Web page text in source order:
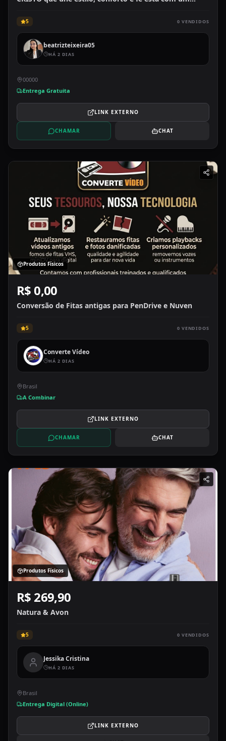
✨5 0 VENDIDOS
beatrizteixeira05
HÁ 2 DIAS
00000
Entrega Gratuita
LINK EXTERNO
CHAMAR CHAT
Produtos Físicos
R$ 0,00
Conversão de Fitas antigas para PenDrive e Nuven
5 0 VENDIDOS
Converte Vídeo
HÁ 2 DIAS
Brasil
A Combinar
LINK EXTERNO
CHAMAR CHAT
Produtos Físicos
R$ 269,90
Natura & Avon
5 0 VENDIDOS
Jessika Cristina
HÁ 2 DIAS
Brasil
Entrega Digital (Online)
LINK EXTERNO